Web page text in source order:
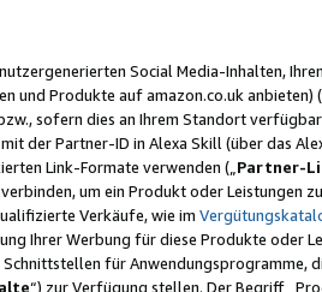
Social Media-Inhalten,
und Produkte auf amazon.co.uk anbieten)
sofern dies an Ihrem Standort
der Partner-ID in Alexa Skill (über das
Link-Formate verwenden („ Partner-
um ein Produkt oder Leistungen
Verkäufe, wie im
Ihrer Werbung für diese Produkte oder
für Anwendungsprogramme,
“) zur Verfügung stellen. Der Begriff